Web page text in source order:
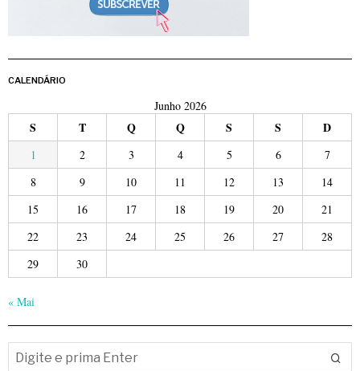
CALENDÁRIO
Junho 2026
S T Q Q S S D
1 2 3 4 5 6
7
8
9 10 11 12 13
14
15
16 17 18 19 20
21
22
23 24 25 26 27
28
29
30
« Mai